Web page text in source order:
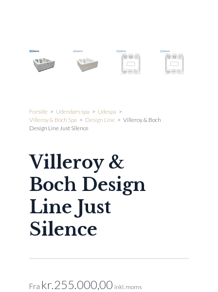
Forside > Udendørs spa > Udespa >
Villeroy & Boch Spa > Design Line > Villeroy & Boch
Design Line Just Silence
Villeroy &
Boch Design
Line Just
Silence
Fra kr. 255.000,00 inkl. moms